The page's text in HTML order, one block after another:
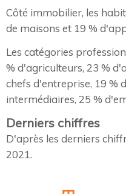
Côté immobilier, les
de maisons et 19 %
Les catégories
% d'agriculteurs, 23 %
chefs d'entreprise, 19 %
intermédiaires, 25 %
Derniers chiffres
D'après les derniers
2021.